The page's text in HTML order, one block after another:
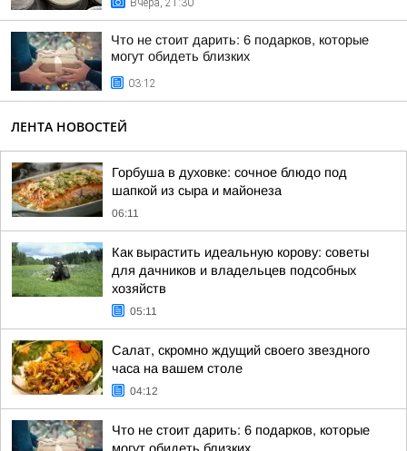
Вчера, 21:30
Что не стоит дарить: 6 подарков, которые
могут обидеть близких
03:12
ЛЕНТА НОВОСТЕЙ
Горбуша в духовке: сочное блюдо под
шапкой из сыра и майонеза
06:11
Как вырастить идеальную корову: советы
для дачников и владельцев подсобных
хозяйств
05:11
Салат, скромно ждущий своего звездного
часа на вашем столе
04:12
Что не стоит дарить: 6 подарков, которые